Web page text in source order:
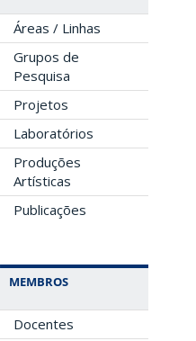
Áreas / Linhas
Grupos de
Pesquisa
Projetos
Laboratórios
Produções
Artísticas
Publicações
MEMBROS
Docentes